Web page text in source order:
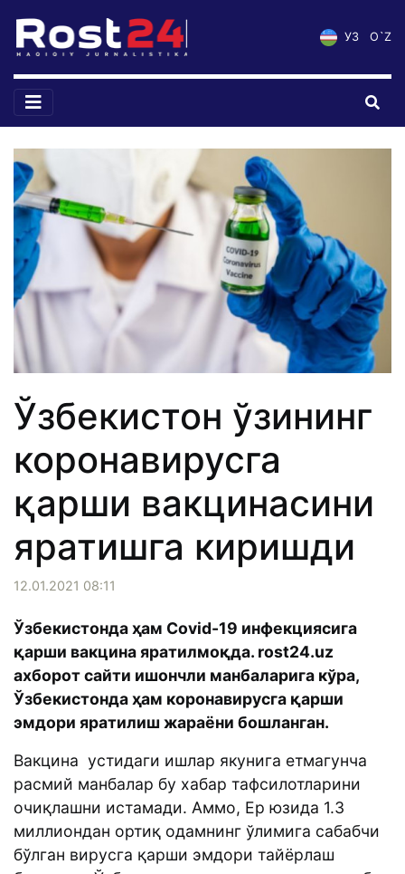
УЗ O`Z
Ўзбекистон ўзининг
коронавирусга
қарши вакцинасини
яратишга киришди
12.01.2021 08:11
Ўзбекистонда ҳам Covid-19 инфекциясига
қарши вакцина яратилмоқда. rost24.uz
ахборот сайти ишончли манбаларига кўра,
Ўзбекистонда ҳам коронавирусга қарши
эмдори яратилиш жараёни бошланган.
Вакцина устидаги ишлар якунига етмагунча
расмий манбалар бу хабар тафсилотларини
очиқлашни истамади. Аммо, Ер юзида 1.3
миллиондан ортиқ одамнинг ўлимига сабабчи
бўлган вирусга қарши эмдори тайёрлаш